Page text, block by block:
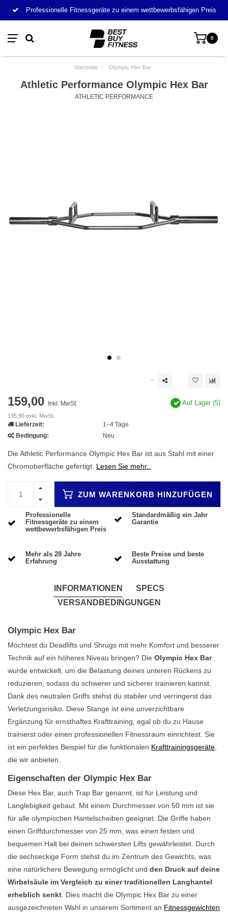
Professionelle Fitnessgeräte zu einem wettbewerbsfähigen Preis
0
Startseite / Olympic Hex Bar
Athletic Performance Olympic Hex Bar
ATHLETIC PERFORMANCE
159,00 Inkl. MwSt.
135,90 exkl. MwSt.
Auf Lager (5)
Lieferzeit:
1–4 Tage
Bedingung:
Neu
Die Athletic Performance Olympic Hex Bar ist aus Stahl mit einer
Chromoberfläche gefertigt. Lesen Sie mehr..
ZUM WARENKORB HINZUFÜGEN
Professionelle
Fitnessgeräte zu einem
wettbewerbsfähigen Preis
Standardmäßig ein Jahr
Garantie
Mehr als 28 Jahre
Erfahrung
Beste Preise und beste
Ausstattung
INFORMATIONEN
SPECS
VERSANDBEDINGUNGEN
Olympic Hex Bar
Möchtest du Deadlifts und Shrugs mit mehr Komfort und besserer
Technik auf ein höheres Niveau bringen? Die Olympic Hex Bar
wurde entwickelt, um die Belastung deines unteren Rückens zu
reduzieren, sodass du schwerer und sicherer trainieren kannst.
Dank des neutralen Griffs stehst du stabiler und verringerst das
Verletzungsrisiko. Diese Stange ist eine unverzichtbare
Ergänzung für ernsthaftes Krafttraining, egal ob du zu Hause
trainierst oder einen professionellen Fitnessraum einrichtest. Sie
ist ein perfektes Beispiel für die funktionalen Krafttrainingsgeräte
die wir anbieten.
Eigenschaften der Olympic Hex Bar
Diese Hex Bar, auch Trap Bar genannt, ist für Leistung und
Langlebigkeit gebaut. Mit einem Durchmesser von 50 mm ist sie
für alle olympischen Hantelscheiben geeignet. Die Griffe haben
einen Griffdurchmesser von 25 mm, was einen festen und
bequemen Halt bei deinen schwersten Lifts gewährleistet. Durch
die sechseckige Form stehst du im Zentrum des Gewichts, was
eine natürlichere Bewegung ermöglicht und den Druck auf deine
Wirbelsäule im Vergleich zu einer traditionellen Langhantel
erheblich senkt . Dies macht die Olympic Hex Bar zu einer
ausgezeichneten Wahl in unserem Sortiment an Fitnessgewichten